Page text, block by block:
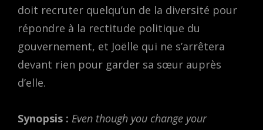
doit recruter quelqu’un de la diversité pour
répondre à la rectitude politique du
gouvernement, et Joëlle qui ne s’arrêtera
devant rien pour garder sa sœur auprès
d’elle.
Synopsis : Even though you change your